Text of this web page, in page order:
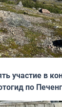
участие в
по